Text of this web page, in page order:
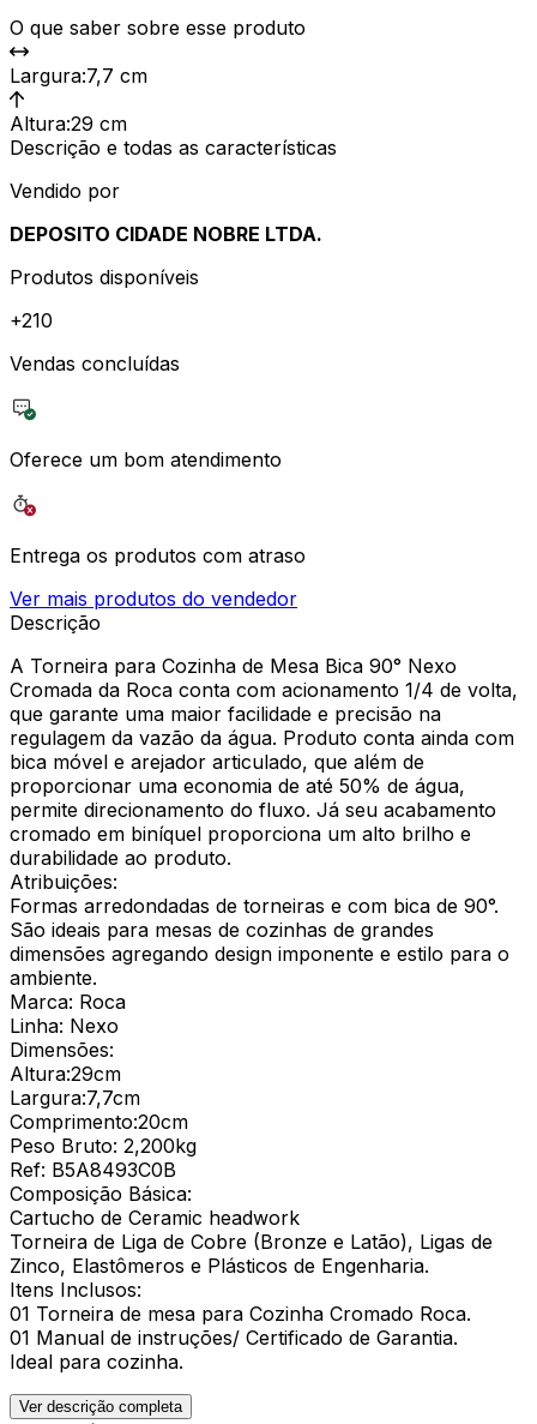
O que saber sobre esse produto
Largura:7,7 cm
Altura:29 cm
Descrição e todas as características
Vendido por
DEPOSITO CIDADE NOBRE LTDA.
Produtos disponíveis
+210
Vendas concluídas
Oferece um bom atendimento
Entrega os produtos com atraso
Ver mais produtos do vendedor
Descrição
A Torneira para Cozinha de Mesa Bica 90° Nexo
Cromada da Roca conta com acionamento 1/4 de volta,
que garante uma maior facilidade e precisão na
regulagem da vazão da água. Produto conta ainda com
bica móvel e arejador articulado, que além de
proporcionar uma economia de até 50% de água,
permite direcionamento do fluxo. Já seu acabamento
cromado em biníquel proporciona um alto brilho e
durabilidade ao produto.
Atribuições:
Formas arredondadas de torneiras e com bica de 90°.
São ideais para mesas de cozinhas de grandes
dimensões agregando design imponente e estilo para o
ambiente.
Marca: Roca
Linha: Nexo
Dimensões:
Altura:29cm
Largura:7,7cm
Comprimento:20cm
Peso Bruto: 2,200kg
Ref: B5A8493C0B
Composição Básica:
Cartucho de Ceramic headwork
Torneira de Liga de Cobre (Bronze e Latão), Ligas de
Zinco, Elastômeros e Plásticos de Engenharia.
Itens Inclusos:
01 Torneira de mesa para Cozinha Cromado Roca.
01 Manual de instruções/ Certificado de Garantia.
Ideal para cozinha.
Ver descrição completa